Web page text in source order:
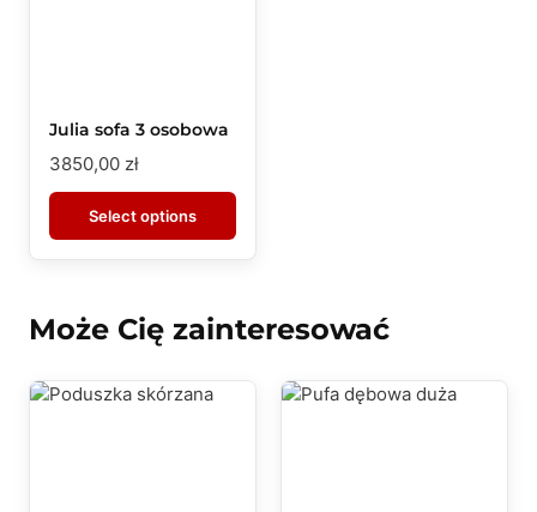
Julia sofa 3 osobowa
3850,00 zł
Select options
Może Cię zainteresować